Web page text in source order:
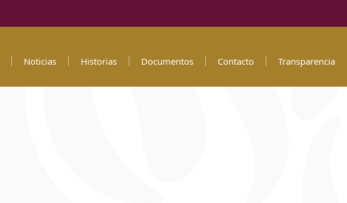
Noticias Historias Documentos Contacto Transparencia